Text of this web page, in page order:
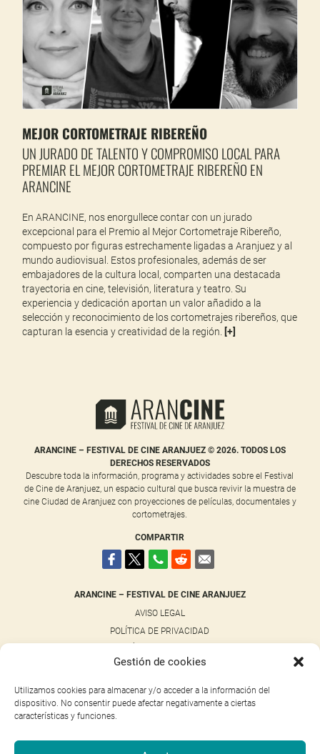
Gestión de cookies
Utilizamos cookies para almacenar y/o acceder a la información del
dispositivo. No consentir puede afectar negativamente a ciertas
características y funciones.
MEJOR CORTOMETRAJE RIBEREÑO
UN JURADO DE TALENTO Y COMPROMISO LOCAL PARA
PREMIAR EL MEJOR CORTOMETRAJE RIBEREÑO EN
ARANCINE
En ARANCINE, nos enorgullece contar con un jurado
excepcional para el Premio al Mejor Cortometraje Ribereño,
compuesto por figuras estrechamente ligadas a Aranjuez y al
mundo audiovisual. Estos profesionales, además de ser
embajadores de la cultura local, comparten una destacada
trayectoria en cine, televisión, literatura y teatro. Su
experiencia y dedicación aportan un valor añadido a la
selección y reconocimiento de los cortometrajes ribereños, que
capturan la esencia y creatividad de la región. [+]
ARANCINE – FESTIVAL DE CINE ARANJUEZ © 2026. TODOS LOS
DERECHOS RESERVADOS
Descubre toda la información, programa y actividades sobre el Festival
de Cine de Aranjuez, un espacio cultural que busca revivir la muestra de
cine Ciudad de Aranjuez con proyecciones de películas, documentales y
cortometrajes.
COMPARTIR
ARANCINE – FESTIVAL DE CINE ARANJUEZ
AVISO LEGAL
POLÍTICA DE PRIVACIDAD
NOTICIAS
NUESTRAS REDES SOCIALES
FACEBOOK